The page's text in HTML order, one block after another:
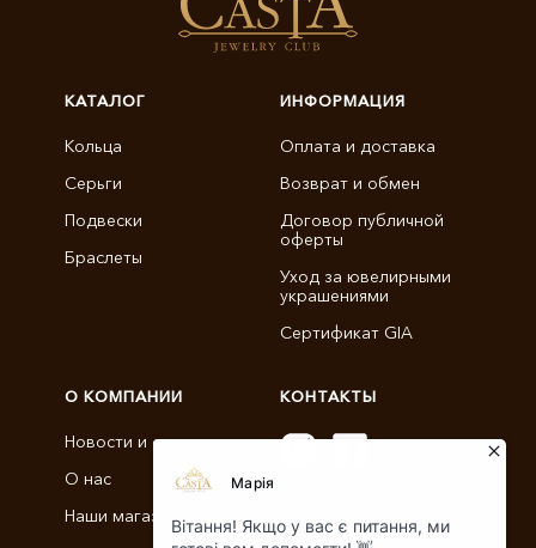
КАТАЛОГ
Кольца
Серьги
Подвески
Браслеты
ИНФОРМАЦИЯ
Оплата и доставка
Возврат и обмен
Договор публичной
оферты
Уход за ювелирными
украшениями
Сертификат GIA
О КОМПАНИИ
Новости и статьи
О нас
Наши магазины
КОНТАКТЫ